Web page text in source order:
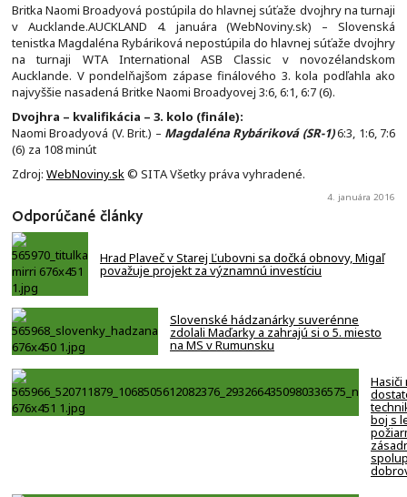
Britka Naomi Broadyová postúpila do hlavnej súťaže dvojhry na turnaji
v Aucklande.AUCKLAND 4. januára (WebNoviny.sk) – Slovenská
tenistka Magdaléna Rybáriková nepostúpila do hlavnej súťaže dvojhry
na turnaji WTA International ASB Classic v novozélandskom
Aucklande. V pondelňajšom zápase finálového 3. kola podľahla ako
najvyššie nasadená Britke Naomi Broadyovej 3:6, 6:1, 6:7 (6).
Dvojhra – kvalifikácia – 3. kolo (finále):
Naomi Broadyová (V. Brit.) – Magdaléna Rybáriková (SR-1)6:3, 1:6, 7:6
(6) za 108 minút
Zdroj: WebNoviny.sk© SITA Všetky práva vyhradené.
4. januára 2016
Odporúčané články
Hrad Plaveč v Starej Ľubovni sa dočká obnovy, Migaľ
považuje projekt za významnú investíciu
Slovenské hádzanárky suverénne
zdolali Maďarky a zahrajú si o 5. miesto
na MS v Rumunsku
Hasiči
boj s